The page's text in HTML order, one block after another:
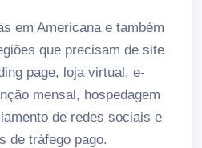
em Americana e também
que precisam de site
page, loja virtual, e-
mensal, hospedagem
de redes sociais e
de tráfego pago.